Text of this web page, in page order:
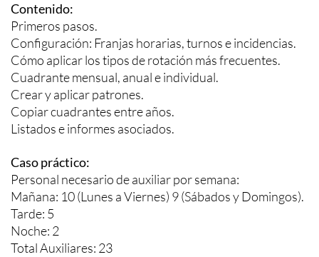
Contenido:
Primeros pasos.
Configuración: Franjas horarias, turnos e incidencias.
Cómo aplicar los tipos de rotación más frecuentes.
Cuadrante mensual, anual e individual.
Crear y aplicar patrones.
Copiar cuadrantes entre años.
Listados e informes asociados.
Caso práctico:
Personal necesario de auxiliar por semana:
Mañana: 10 (Lunes a Viernes) 9 (Sábados y Domingos).
Tarde: 5
Noche: 2
Total Auxiliares: 23